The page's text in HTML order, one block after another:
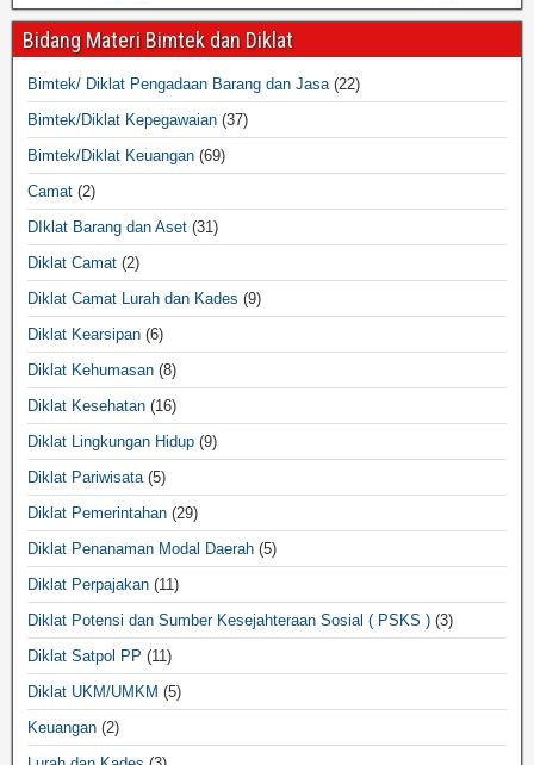
Bidang Materi Bimtek dan Diklat
Bimtek/ Diklat Pengadaan Barang dan Jasa(22)
Bimtek/Diklat Kepegawaian (37)
Bimtek/Diklat Keuangan (69)
Camat (2)
DIklat Barang dan Aset (31)
Diklat Camat (2)
Diklat Camat Lurah dan Kades (9)
Diklat Kearsipan (6)
Diklat Kehumasan (8)
Diklat Kesehatan (16)
Diklat Lingkungan Hidup (9)
Diklat Pariwisata(5)
Diklat Pemerintahan (29)
Diklat Penanaman Modal Daerah (5)
Diklat Perpajakan (11)
Diklat Potensi dan Sumber Kesejahteraan Sosial ( PSKS ) (3)
Diklat Satpol PP (11)
Diklat UKM/UMKM (5)
Keuangan (2)